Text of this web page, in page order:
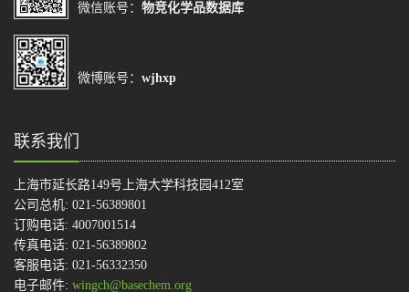
微信账号： 物竞化学品数据库
微博账号： wjhxp
联系我们
上海市延长路149号上海大学科技园412室
公司总机: 021-56389801
订购电话: 4007001514
传真电话: 021-56389802
客服电话: 021-56332350
电子邮件: wingch@basechem.org